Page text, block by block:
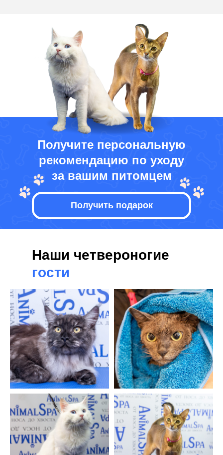
Получить подарок
Получите персональную
рекомендацию по уходу
за вашим питомцем
Наши четвероногие
гости